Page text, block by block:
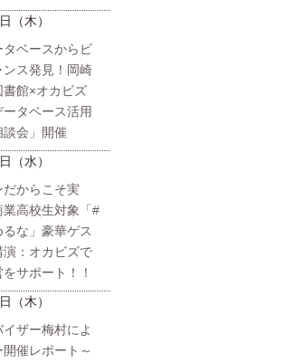
（木）
タベースからビ
ンス発見！岡崎
書館×オカビズ
ータベース活用
談会」開催
（水）
だからこそ実
業高校生対象「#
な」豪華ゲス
演：オカビズで
サポート！！
（木）
イザー梅村によ
開催レポート～